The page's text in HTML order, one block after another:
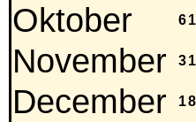
Oktober 6
November 3
December 18